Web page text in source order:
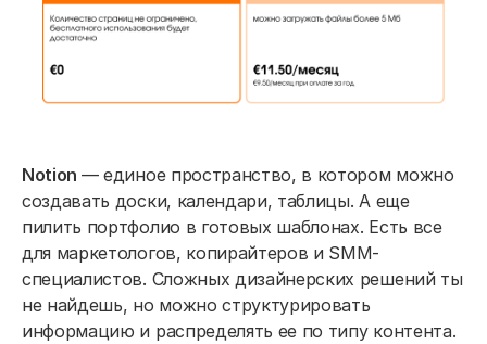
Notion — единое пространство, в котором можно
создавать доски, календари, таблицы. А еще
пилить портфолио в готовых шаблонах. Есть все
для маркетологов, копирайтеров и SMM-
специалистов. Сложных дизайнерских решений ты
не найдешь, но можно структурировать
информацию и распределять ее по типу контента.